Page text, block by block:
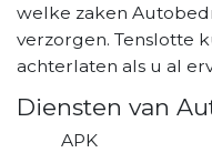
welke zaken
verzorgen. Tenslotte
achterlaten als u al
Diensten van
APK